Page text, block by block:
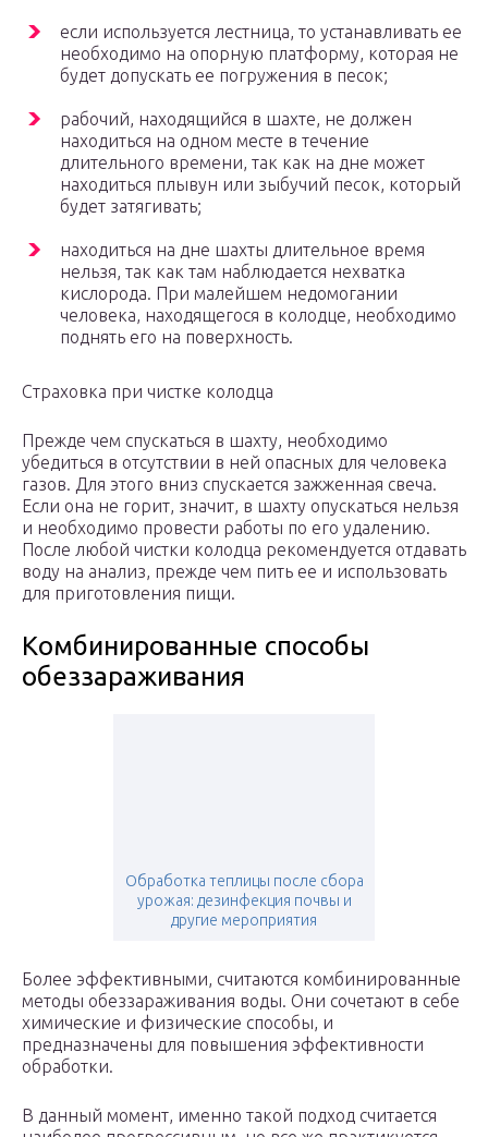
если используется лестница, то устанавливать ее
необходимо на опорную платформу, которая не
будет допускать ее погружения в песок;
рабочий, находящийся в шахте, не должен
находиться на одном месте в течение
длительного времени, так как на дне может
находиться плывун или зыбучий песок, который
будет затягивать;
находиться на дне шахты длительное время
нельзя, так как там наблюдается нехватка
кислорода. При малейшем недомогании
человека, находящегося в колодце, необходимо
поднять его на поверхность.
Страховка при чистке колодца
Прежде чем спускаться в шахту, необходимо
убедиться в отсутствии в ней опасных для человека
газов. Для этого вниз спускается зажженная свеча.
Если она не горит, значит, в шахту опускаться нельзя
и необходимо провести работы по его удалению.
После любой чистки колодца рекомендуется отдавать
воду на анализ, прежде чем пить ее и использовать
для приготовления пищи.
Комбинированные способы
обеззараживания
Обработка теплицы после сбора
урожая: дезинфекция почвы и
другие мероприятия
Более эффективными, считаются комбинированные
методы обеззараживания воды. Они сочетают в себе
химические и физические способы, и
предназначены для повышения эффективности
обработки.
В данный момент, именно такой подход считается